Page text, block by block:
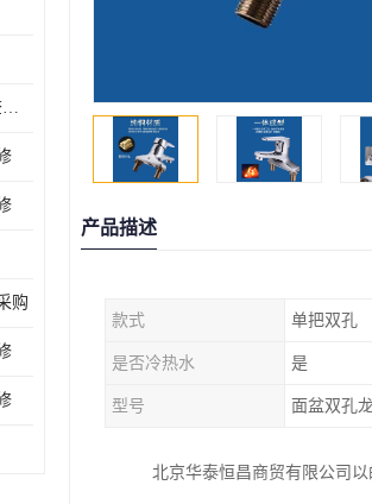
找led室内灯芯厂家_点击查看更多
购
产品描述
款式 单把双孔
是否冷热水 是
型号 面盆双孔
北京华泰恒昌商贸有限公司